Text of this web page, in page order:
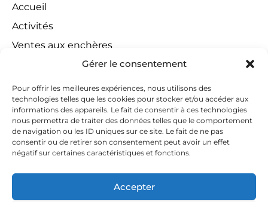
Gérer le consentement
Pour offrir les meilleures expériences, nous utilisons des
technologies telles que les cookies pour stocker et/ou accéder aux
informations des appareils. Le fait de consentir à ces technologies
nous permettra de traiter des données telles que le comportement
de navigation ou les ID uniques sur ce site. Le fait de ne pas
consentir ou de retirer son consentement peut avoir un effet
négatif sur certaines caractéristiques et fonctions.
Accepter
Accueil
Activités
Ventes aux enchères
Compétences territoriales
Jeux concours
Liens
Contact
Contactez-nous
huissiers@tapella-nilles.lu